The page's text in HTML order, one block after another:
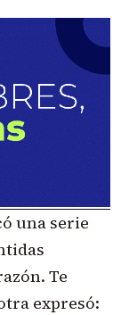
una serie
Te
expresó: